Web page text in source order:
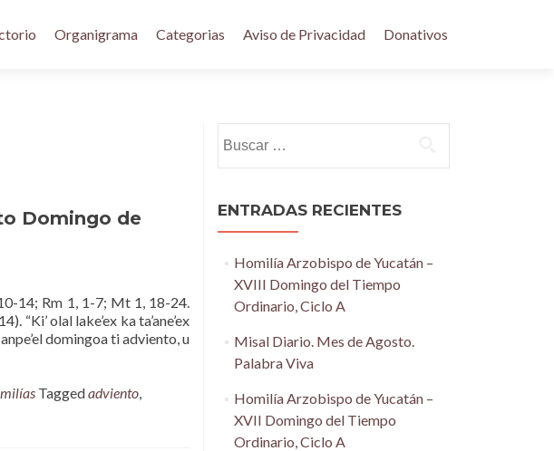
Organigrama Categorias Aviso de Privacidad Donativos
Domingo de
14; Rm 1, 1-7; Mt 1, 18-24.
“Ki’ olal lake’ex ka ta’ane’ex
domingoa ti adviento, u
Taggedadviento,
ENTRADAS RECIENTES
Homilía Arzobispo de Yucatán –
XVIII Domingo del Tiempo
Ordinario, Ciclo A
Misal Diario. Mes de Agosto.
Palabra Viva
Homilía Arzobispo de Yucatán –
XVII Domingo del Tiempo
Ordinario, Ciclo A